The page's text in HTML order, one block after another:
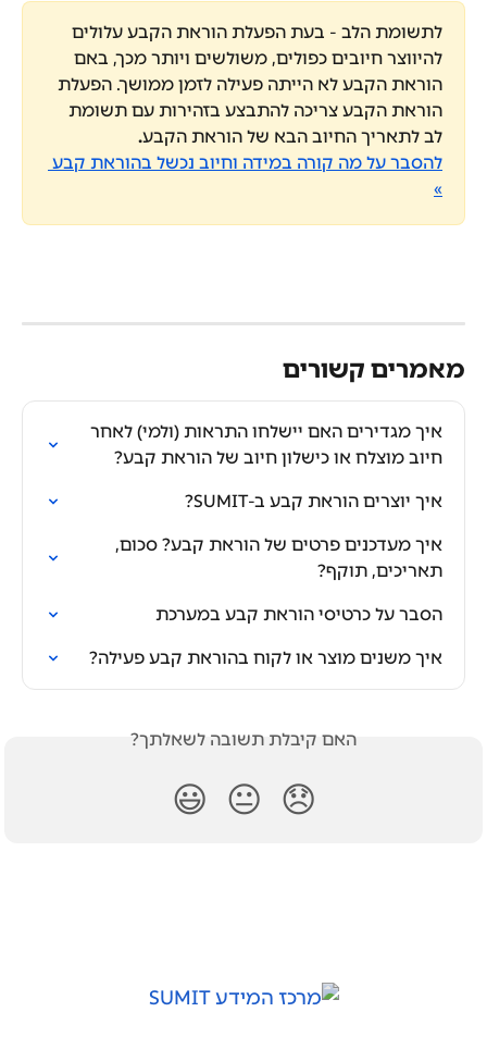
לתשומת הלב - בעת הפעלת הוראת הקבע עלולים
להיווצר חיובים כפולים, משולשים ויותר מכך, באם
הוראת הקבע לא הייתה פעילה לזמן ממושך. הפעלת
הוראת הקבע צריכה להתבצע בזהירות עם תשומת
לב לתאריך החיוב הבא של הוראת הקבע.
להסבר על מה קורה במידה וחיוב נכשל בהוראת קבע
»
מאמרים קשורים
איך מגדירים האם יישלחו התראות (ולמי) לאחר
חיוב מוצלח או כישלון חיוב של הוראת קבע?
איך יוצרים הוראת קבע ב-SUMIT?
איך מעדכנים פרטים של הוראת קבע? סכום,
תאריכים, תוקף?
הסבר על כרטיסי הוראת קבע במערכת
איך משנים מוצר או לקוח בהוראת קבע פעילה?
האם קיבלת תשובה לשאלתך?
😞
😐
😃